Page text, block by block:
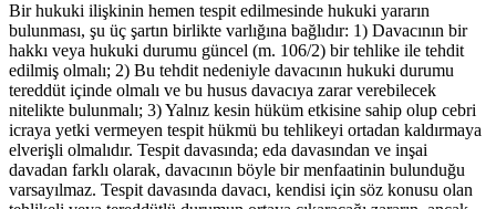
Bir hukuki ilişkinin hemen tespit edilmesinde hukuki yararın
bulunması, şu üç şartın birlikte varlığına bağlıdır: 1) Davacının bir
hakkı veya hukuki durumu güncel (m. 106/2) bir tehlike ile tehdit
edilmiş olmalı; 2) Bu tehdit nedeniyle davacının hukuki durumu
tereddüt içinde olmalı ve bu husus davacıya zarar verebilecek
nitelikte bulunmalı; 3) Yalnız kesin hüküm etkisine sahip olup cebri
icraya yetki vermeyen tespit hükmü bu tehlikeyi ortadan kaldırmaya
elverişli olmalıdır. Tespit davasında; eda davasından ve inşai
davadan farklı olarak, davacının böyle bir menfaatinin bulunduğu
varsayılmaz. Tespit davasında davacı, kendisi için söz konusu olan